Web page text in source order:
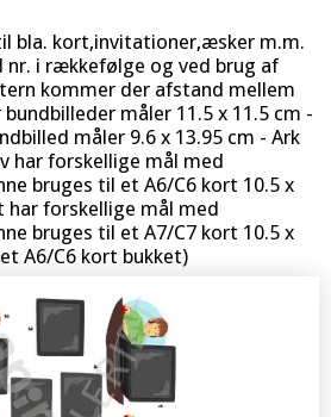
bla. kort,invitationer,æsker m.m.
nr. i rækkefølge og ved brug af
kommer der afstand mellem
måler 11.5 x 11.5 cm -
måler 9.6 x 13.95 cm - Ark
har forskellige mål med
bruges til et A6/C6 kort 10.5 x
har forskellige mål med
bruges til et A7/C7 kort 10.5 x
A6/C6 kort bukket)